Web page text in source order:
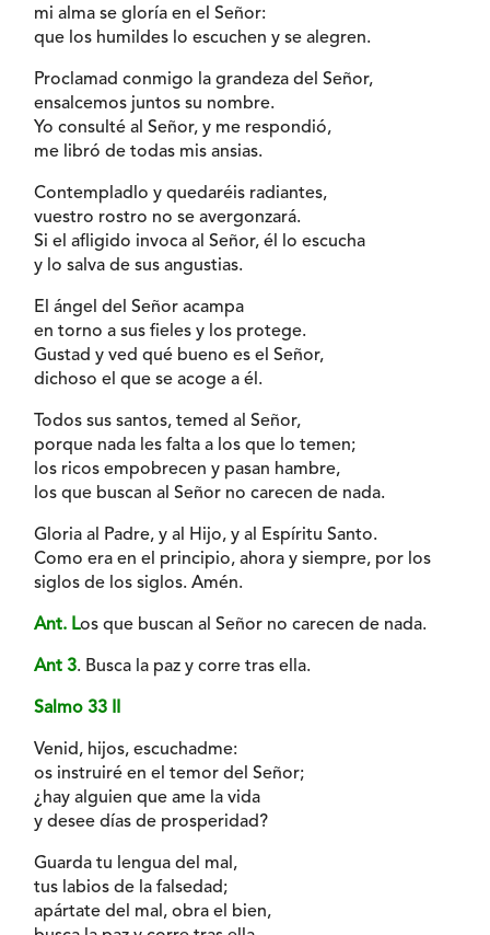
mi alma se gloría en el Señor:
que los humildes lo escuchen y se alegren.
Proclamad conmigo la grandeza del Señor,
ensalcemos juntos su nombre.
Yo consulté al Señor, y me respondió,
me libró de todas mis ansias.
Contempladlo y quedaréis radiantes,
vuestro rostro no se avergonzará.
Si el afligido invoca al Señor, él lo escucha
y lo salva de sus angustias.
El ángel del Señor acampa
en torno a sus fieles y los protege.
Gustad y ved qué bueno es el Señor,
dichoso el que se acoge a él.
Todos sus santos, temed al Señor,
porque nada les falta a los que lo temen;
los ricos empobrecen y pasan hambre,
los que buscan al Señor no carecen de nada.
Gloria al Padre, y al Hijo, y al Espíritu Santo.
Como era en el principio, ahora y siempre, por los
siglos de los siglos. Amén.
Ant. Los que buscan al Señor no carecen de nada.
Ant 3. Busca la paz y corre tras ella.
Salmo 33 II
Venid, hijos, escuchadme:
os instruiré en el temor del Señor;
¿hay alguien que ame la vida
y desee días de prosperidad?
Guarda tu lengua del mal,
tus labios de la falsedad;
apártate del mal, obra el bien,